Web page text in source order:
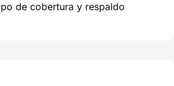
de cobertura y respaldo